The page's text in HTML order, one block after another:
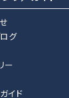
グ
ー
イド